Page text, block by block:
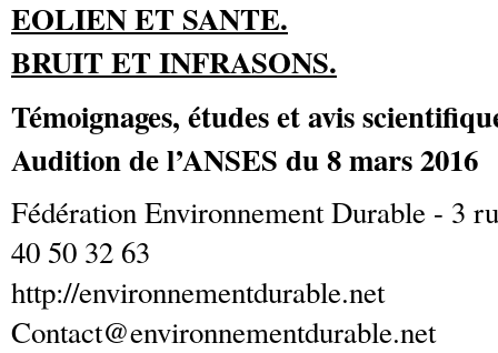
EOLIEN ET SANTE.
BRUIT ET INFRASONS.
Témoignages, études et avis
Audition de l’ANSES du 8 mars 2016
Fédération Environnement Durable - 3
40 50 32 63
http://environnementdurable.net
Contact@environnementdurable.net